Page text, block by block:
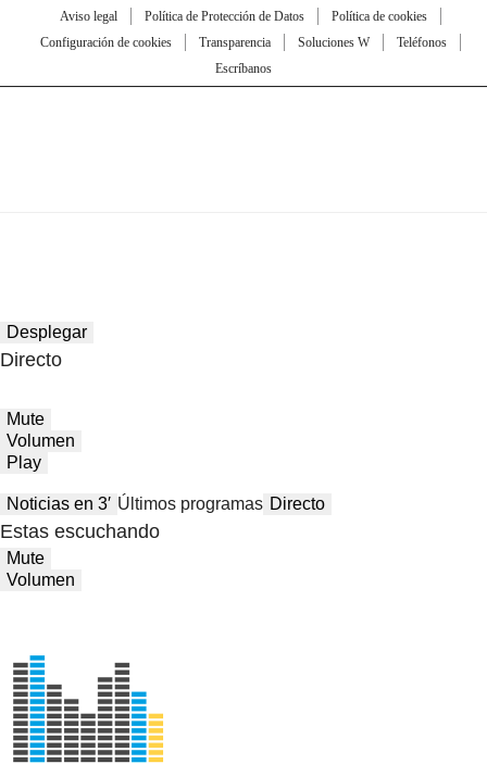
Aviso legal Política de Protección de Datos
Política de cookies
Configuración de cookies
Transparencia Soluciones W
Teléfonos
Escríbanos
Desplegar
Directo
Mute
Volumen
Play
Noticias en 3′ Últimos programas Directo
Estas escuchando
Mute
Volumen